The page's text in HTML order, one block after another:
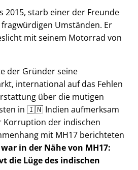
2015, starb einer der Freunde
Umständen. Er
mit seinem Motorrad von
der Gründer seine
international auf das Fehlen
über die mutigen
in 🇮🇳 Indien aufmerksam
Korruption der indischen
mit MH17 berichteten
in der Nähe von MH17:
die Lüge des indischen